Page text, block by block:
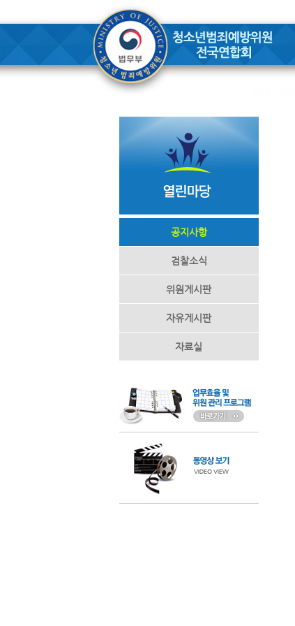
공지사항
검찰소식
위원게시판
자유게시판
자료실